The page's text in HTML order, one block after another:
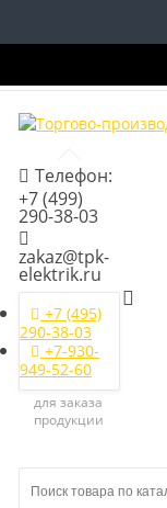
Телефон:
+7 (499)
290-38-03
zakaz@tpk-
elektrik.ru
+7 (495)
290-38-03
+7-930-
949-52-60
для заказа
продукции